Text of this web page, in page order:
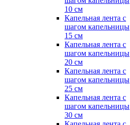
10 см
Капельная лента с
шагом капельницы
15 см
Капельная лента с
шагом капельницы
20 см
Капельная лента с
шагом капельницы
25 см
Капельная лента с
шагом капельницы
30 см